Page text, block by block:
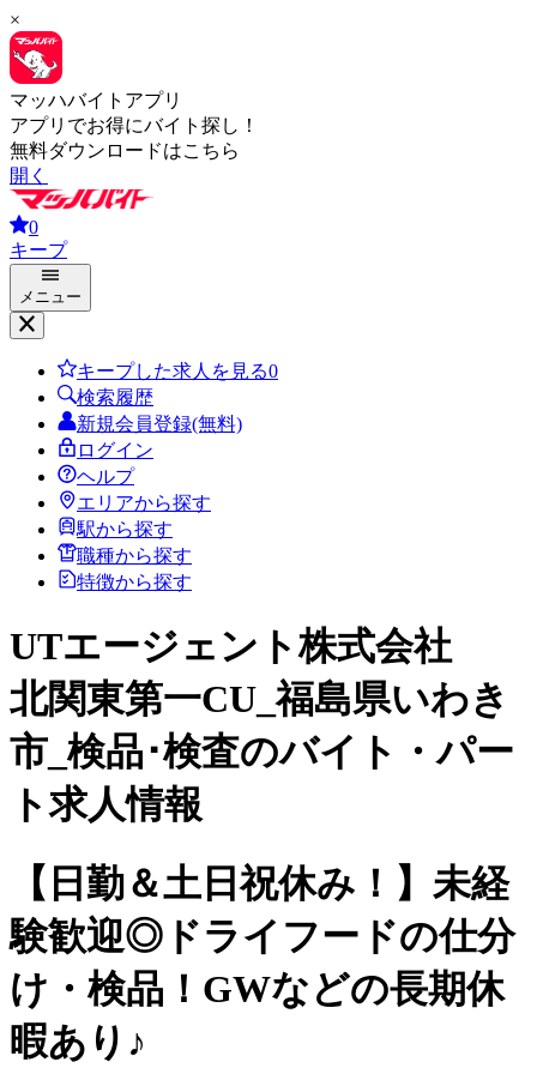
×
マッハバイトアプリ
アプリでお得にバイト探し！
無料ダウンロードはこちら
開く
0
キープ
メニュー
キープした求人を見る0
検索履歴
新規会員登録(無料)
ログイン
ヘルプ
エリアから探す
駅から探す
職種から探す
特徴から探す
UTエージェント株式会社
北関東第一CU_福島県いわき
市_検品･検査のバイト・パー
ト求人情報
【日勤＆土日祝休み！】未経
験歓迎◎ドライフードの仕分
け・検品！GWなどの長期休
暇あり♪